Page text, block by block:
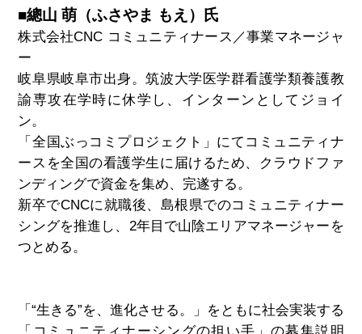
■總山 萌（ふさやま もえ）氏
株式会社CNC コミュニティナース／事業マネージャ
ー
岐阜県岐阜市出身。筑波大学医学群看護学類養護教
諭専攻在学時に休学し、インターンとしてジョイ
ン。
「全国ぶっコミプロジェクト」にてコミュニティナ
ースを全国の看護学生に届けるため、クラウドファ
ンディングで資金を集め、完遂する。
新卒でCNCに就職後、島根県でのコミュニティナー
シングを推進し、2年目で山陰エリアマネージャーを
つとめる。
「“生きる”を、進化させる。」をともに社会実装する
「コミュニティナーシングの担い手」の募集説明